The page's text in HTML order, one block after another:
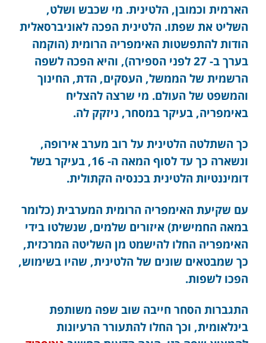
הארמית וכמובן, הלטינית. מי שכבש ושלט,
השליט את שפתו. הלטינית הפכה לאוניברסאלית
הודות להתפשטות האימפריה הרומית (הוקמה
בערך ב- 27 לפני הספירה), והיא הפכה לשפה
הרשמית של הממשל, העסקים, הדת, החינוך
והמשפט של העולם. מי שרצה להצליח
באימפריה, בעיקר במסחר, ניזקק לה.
כך השתלטה הלטינית על רוב מערב אירופה,
ונשארה כך עד לסוף המאה ה- 16, בעיקר בשל
דומיננטיות הלטינית בכנסיה הקתולית.
עם שקיעת האימפריה הרומית המערבית (כלומר
במאה החמישית) איזורים שלמים, שנשלטו בידי
האימפריה החלו להישמט מן השליטה המרכזית,
כך שמבטאים שונים של הלטינית, שהיו בשימוש,
הפכו לשפות.
התגברות הסחר חייבה שוב שפה משותפת
בינלאומית, וכך החלו להתעורר הרעיונות